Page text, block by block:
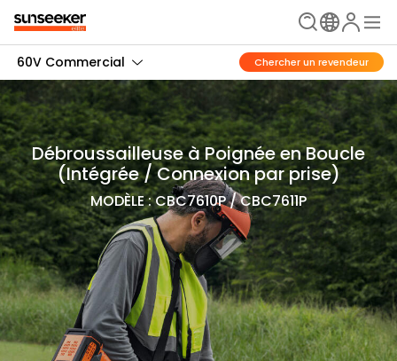
60V Commercial Chercher un revendeur
Débroussailleuse à Poignée en Boucle
(Intégrée / Connexion par prise)
MODÈLE : CBC7610P / CBC7611P